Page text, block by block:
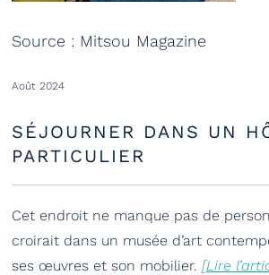
Source : Mitsou Magazine
Août 2024
SÉJOURNER DANS UN
PARTICULIER
Cet endroit ne manque pas de
croirait dans un musée d’art
ses œuvres et son mobilier. [Lire